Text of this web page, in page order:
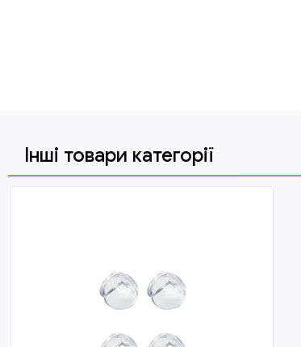
Інші товари категорії